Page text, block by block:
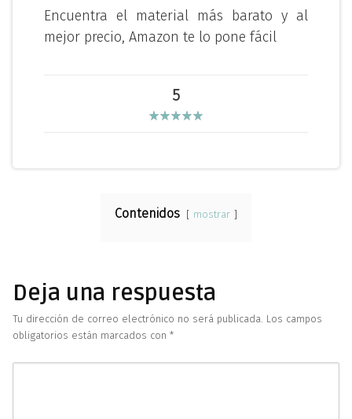
Encuentra el material más barato y al
mejor precio, Amazon te lo pone fácil
5
Contenidos mostrar
Deja una respuesta
Tu dirección de correo electrónico no será publicada. Los campos
obligatorios están marcados con *